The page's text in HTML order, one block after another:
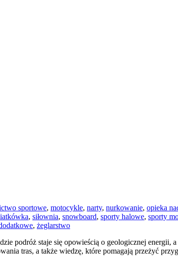
sportowe, motocykle, narty, nurkowanie, opieka
, siłownia, snowboard, sporty halowe, sporty
, żeglarstwo
podróż staje się opowieścią o geologicznej energii,
tras, a także wiedzę, które pomagają przeżyć